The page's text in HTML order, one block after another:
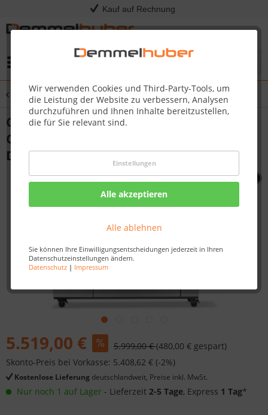
Kauf auf Rechnung
Wir verwenden Cookies und Third-Party-Tools, um
die Leistung der Website zu verbessern, Analysen
durchzuführen und Ihnen Inhalte bereitzustellen,
die für Sie relevant sind.
Einstellungen
Alle akzeptieren
Alle ablehnen
Sie können Ihre Einwilligungsentscheidungen jederzeit in Ihren
Datenschutzeinstellungen ändern.
Datenschutz| Impressum
Übersicht Prestige Pro
Gasgrill PRESTIGE® PRO 665V
CONNECTED RSIB, Edelstahl, inkl.
Drehspieß
5.519,00 € 5.999,00 €(480,00 € gespart)
Skonto-Preis bei Vorkasse: 5.408,62 € (-2%)
Kostenlose Lieferung deutschlandweit, Preise inkl. MwSt.
Nur noch 1 auf Lager - Lieferzeit 2-5 Tage, Express 1 Tag*